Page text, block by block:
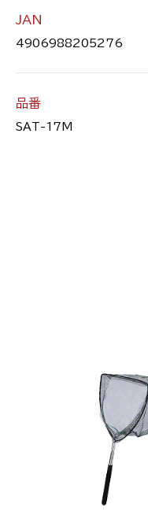
JAN
4906988205276
品番
SAT-17M